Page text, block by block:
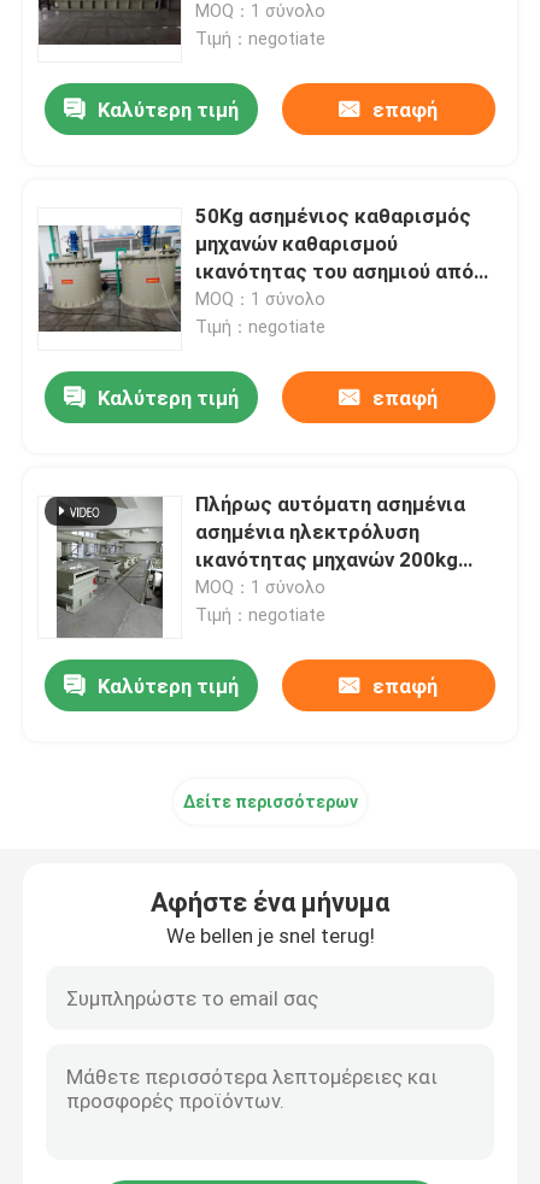
Προϊόντα
Περίπου εμείς
MOQ：1 σύνολο
Τιμή：negotiate
Καλύτερη τιμή επαφή
50Kg ασημένιος καθαρισμός
μηχανών καθαρισμού
ικανότητας του ασημιού από
την ηλεκτρόλυση
MOQ：1 σύνολο
Τιμή：negotiate
Καλύτερη τιμή επαφή
Πλήρως αυτόματη ασημένια
ασημένια ηλεκτρόλυση
ικανότητας μηχανών 200kg
καθαρισμού
MOQ：1 σύνολο
Τιμή：negotiate
Καλύτερη τιμή επαφή
Δείτε περισσότερων
Αφήστε ένα μήνυμα
We bellen je snel terug!